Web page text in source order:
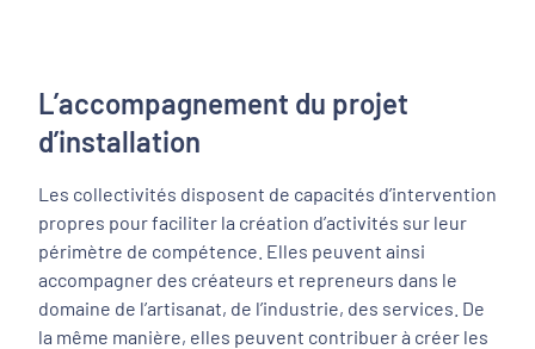
L’accompagnement du projet
d’installation
Les collectivités disposent de capacités d’intervention
propres pour faciliter la création d’activités sur leur
périmètre de compétence. Elles peuvent ainsi
accompagner des créateurs et repreneurs dans le
domaine de l’artisanat, de l’industrie, des services. De
la même manière, elles peuvent contribuer à créer les